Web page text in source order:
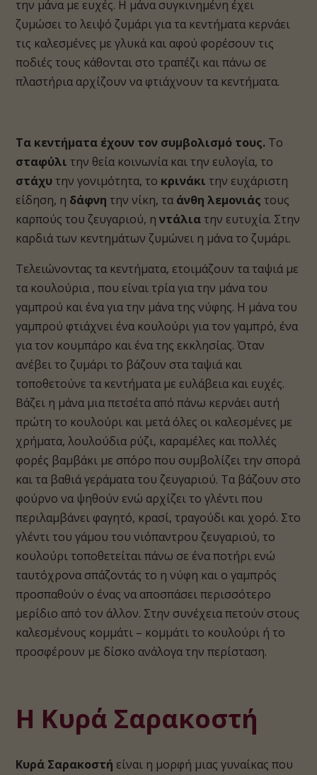
την μάνα με ευχές. Η μάνα συγκινημένη έχει
ζυμώσει το λειψό ζυμάρι για τα κεντήματα κερνάει
τις καλεσμένες με γλυκά και αφού φορέσουν τις
ποδιές τους κάθονται στο τραπέζι και πάνω σε
πλαστήρια αρχίζουν να φτιάχνουν τα κεντήματα.
Τα κεντήματα έχουν τον συμβολισμό τους. Το
σταφύλι την θεία κοινωνία και την ευλογία, το
στάχυτην γονιμότητα, το κρινάκι την ευχάριστη
είδηση, η δάφνη την νίκη, τα άνθη λεμονιάς τους
καρπούς του ζευγαριού, ηντάλιατην ευτυχία. Στην
καρδιά των κεντημάτων ζυμώνει η μάνα το ζυμάρι.
Τελειώνοντας τα κεντήματα, ετοιμάζουν τα ταψιά με
τα κουλούρια , που είναι τρία για την μάνα του
γαμπρού και ένα για την μάνα της νύφης. Η μάνα του
γαμπρού φτιάχνει ένα κουλούρι για τον γαμπρό, ένα
για τον κουμπάρο και ένα της εκκλησίας. Όταν
ανέβει το ζυμάρι το βάζουν στα ταψιά και
τοποθετούνε τα κεντήματα με ευλάβεια και ευχές.
Βάζει η μάνα μια πετσέτα από πάνω κερνάει αυτή
πρώτη το κουλούρι και μετά όλες οι καλεσμένες με
χρήματα, λουλούδια ρύζι, καραμέλες και πολλές
φορές βαμβάκι με σπόρο που συμβολίζει την σπορά
και τα βαθιά γεράματα του ζευγαριού. Τα βάζουν στο
φούρνο να ψηθούν ενώ αρχίζει το γλέντι που
περιλαμβάνει φαγητό, κρασί, τραγούδι και χορό. Στο
γλέντι του γάμου του νιόπαντρου ζευγαριού, το
κουλούρι τοποθετείται πάνω σε ένα ποτήρι ενώ
ταυτόχρονα σπάζοντάς το η νύφη και ο γαμπρός
προσπαθούν ο ένας να αποσπάσει περισσότερο
μερίδιο από τον άλλον. Στην συνέχεια πετούν στους
καλεσμένους κομμάτι – κομμάτι το κουλούρι ή το
προσφέρουν με δίσκο ανάλογα την περίσταση.
Η Κυρά Σαρακοστή
Κυρά Σαρακοστή είναι η μορφή μιας γυναίκας που